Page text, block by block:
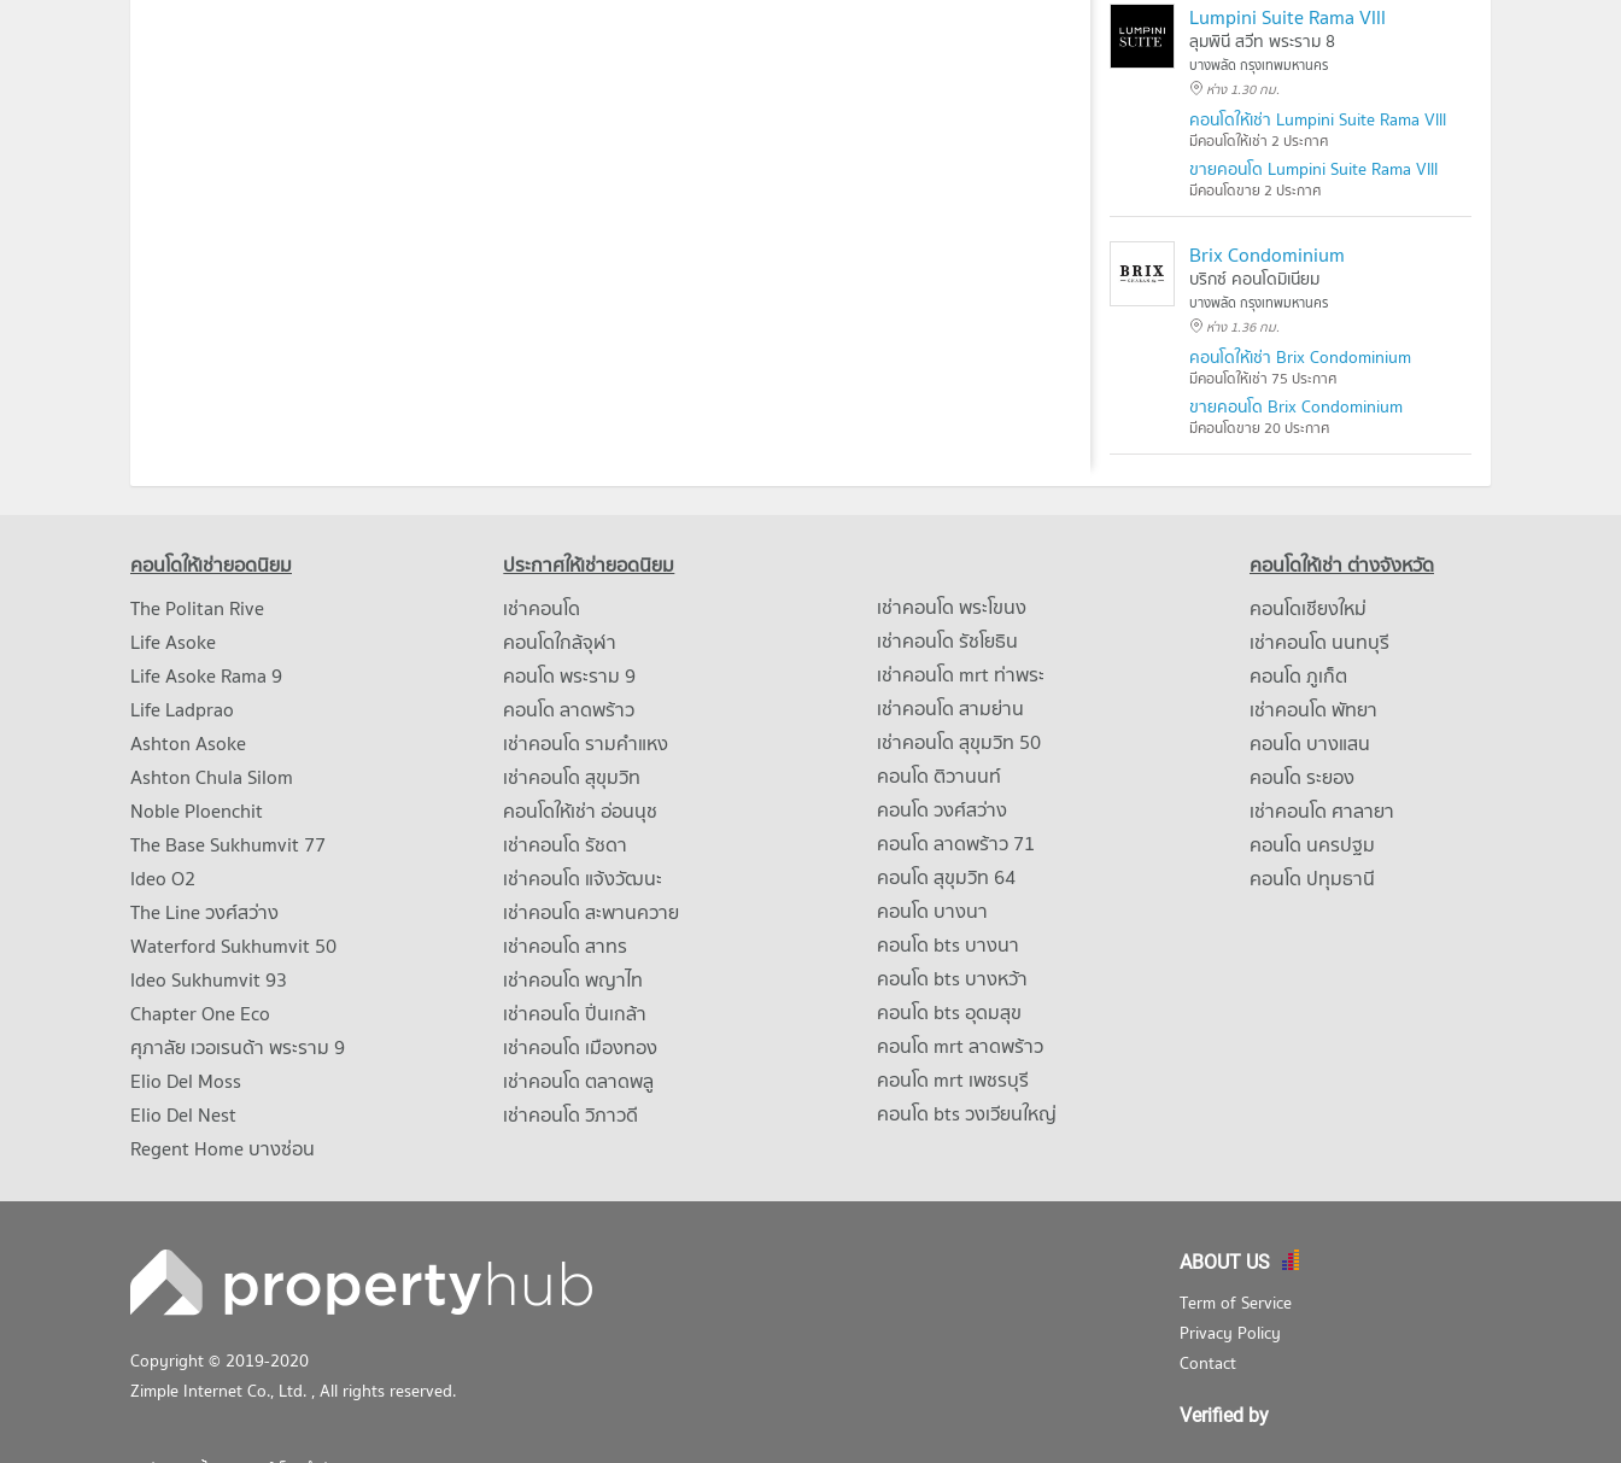
Lumpini Suite Rama Vlll
ลุมพินี สวีท พระราม 8
บางพลัด กรุงเทพมหานคร
ห่าง 1.30 กม.
คอนโดให้เช่า Lumpini Suite Rama Vlll
มีคอนโดให้เช่า 2 ประกาศ
ขายคอนโด Lumpini Suite Rama Vlll
มีคอนโดขาย 2 ประกาศ
Brix Condominium
บริกซ์ คอนโดมิเนียม
บางพลัด กรุงเทพมหานคร
ห่าง 1.36 กม.
คอนโดให้เช่า Brix Condominium
มีคอนโดให้เช่า 75 ประกาศ
ขายคอนโด Brix Condominium
มีคอนโดขาย 20 ประกาศ
คอนโดให้เช่ายอดนิยม
The Politan Rive
Life Asoke
Life Asoke Rama 9
Life Ladprao
Ashton Asoke
Ashton Chula Silom
Noble Ploenchit
The Base Sukhumvit 77
Ideo O2
The Line วงศ์สว่าง
Waterford Sukhumvit 50
Ideo Sukhumvit 93
Chapter One Eco
ศุภาลัย เวอเรนด้า พระราม 9
Elio Del Moss
Elio Del Nest
Regent Home บางซ่อน
ประกาศให้เช่ายอดนิยม
เช่าคอนโด
คอนโดใกล้จุฬา
คอนโด พระราม 9
คอนโด ลาดพร้าว
เช่าคอนโด รามคําแหง
เช่าคอนโด สุขุมวิท
คอนโดให้เช่า อ่อนนุช
เช่าคอนโด รัชดา
เช่าคอนโด แจ้งวัฒนะ
เช่าคอนโด สะพานควาย
เช่าคอนโด สาทร
เช่าคอนโด พญาไท
เช่าคอนโด ปิ่นเกล้า
เช่าคอนโด เมืองทอง
เช่าคอนโด ตลาดพลู
เช่าคอนโด วิภาวดี
เช่าคอนโด พระโขนง
เช่าคอนโด รัชโยธิน
เช่าคอนโด mrt ท่าพระ
เช่าคอนโด สามย่าน
เช่าคอนโด สุขุมวิท 50
คอนโด ติวานนท์
คอนโด วงศ์สว่าง
คอนโด ลาดพร้าว 71
คอนโด สุขุมวิท 64
คอนโด บางนา
คอนโด bts บางนา
คอนโด bts บางหว้า
คอนโด bts อุดมสุข
คอนโด mrt ลาดพร้าว
คอนโด mrt เพชรบุรี
คอนโด bts วงเวียนใหญ่
คอนโดให้เช่า ต่างจังหวัด
คอนโดเชียงใหม่
เช่าคอนโด นนทบุรี
คอนโด ภูเก็ต
เช่าคอนโด พัทยา
คอนโด บางแสน
คอนโด ระยอง
เช่าคอนโด ศาลายา
คอนโด นครปฐม
คอนโด ปทุมธานี
Copyright © 2019-2020
Zimple Internet Co., Ltd. , All rights reserved.
ABOUT US
Term of Service
Privacy Policy
Contact
Verified by